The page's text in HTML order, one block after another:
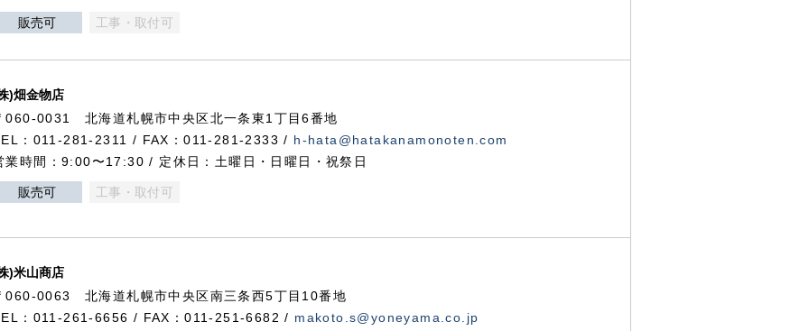
販売可 工事・取付可
)畑金物店
060-0031 北海道札幌市中央区北一条東1丁目6番地
：011-281-2311 / FAX：011-281-2333 / h-hata@hatakanamonoten.com
業時間：9:00〜17:30 / 定休日：土曜日・日曜日・祝祭日
販売可 工事・取付可
)米山商店
060-0063 北海道札幌市中央区南三条西5丁目10番地
：011-261-6656 / FAX：011-251-6682 / makoto.s@yoneyama.co.jp